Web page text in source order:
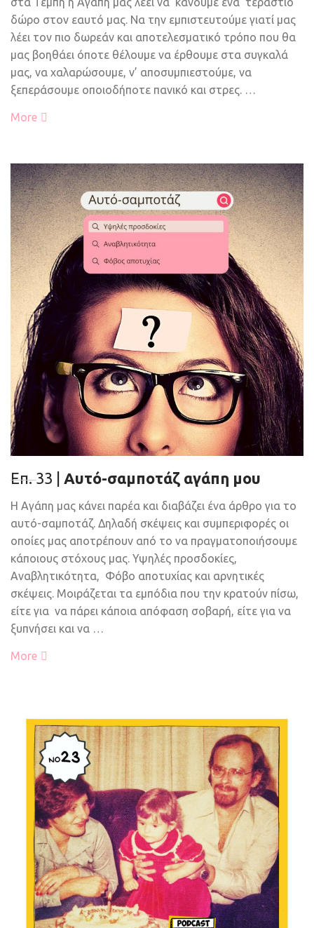
δώρο στον εαυτό μας. Να την εμπιστευτούμε γιατί μας
λέει τον πιο δωρεάν και αποτελεσματικό τρόπο που θα
μας βοηθάει όποτε θέλουμε να έρθουμε στα συγκαλά
μας, να χαλαρώσουμε, ν’ αποσυμπιεστούμε, να
ξεπεράσουμε οποιοδήποτε πανικό και στρες. …
More
Eπ. 33 |Αυτό-σαμποτάζ αγάπη μου
Η Αγάπη μας κάνει παρέα και διαβάζει ένα άρθρο για το
αυτό-σαμποτάζ. Δηλαδή σκέψεις και συμπεριφορές οι
οποίες μας αποτρέπουν από το να πραγματοποιήσουμε
κάποιους στόχους μας. Υψηλές προσδοκίες,
Αναβλητικότητα, Φόβο αποτυχίας και αρνητικές
σκέψεις. Μοιράζεται τα εμπόδια που την κρατούν πίσω,
είτε για να πάρει κάποια απόφαση σοβαρή, είτε για να
ξυπνήσει και να …
More